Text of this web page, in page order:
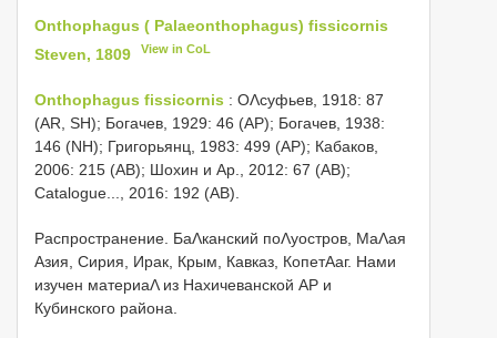
Onthophagus ( Palaeonthophagus) fissicornis
Steven, 1809
View in CoL
Onthophagus fissicornis : ОΛсуфьев, 1918: 87
(AR, SH); Богачев, 1929: 46 (AP); Богачев, 1938:
146 (NH); Григорьянц, 1983: 499 (AP); Кабаков,
2006: 215 (AB); Шохин и Αр., 2012: 67 (AB);
Catalogue..., 2016: 192 (AB).
Распространение. БаΛканский поΛуостров, МаΛая
Азия, Сирия, Ирак, Крым, Кавказ, КопетΑаг. Нами
изучен материаΛ из Нахичеванской АР и
Кубинского района.